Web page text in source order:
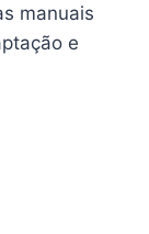
manuais
e